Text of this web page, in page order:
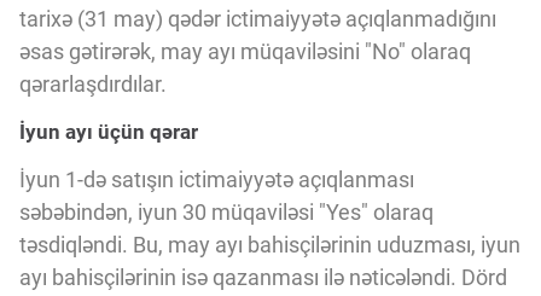
Gələcəyin Təhlili
Podkastlar
tarixə (31 may) qədər ictimaiyyətə açıqlanmadığını
əsas gətirərək, may ayı müqaviləsini "No" olaraq
qərarlaşdırdılar.
İyun ayı üçün qərar
İyun 1-də satışın ictimaiyyətə açıqlanması
səbəbindən, iyun 30 müqaviləsi "Yes" olaraq
təsdiqləndi. Bu, may ayı bahisçilərinin uduzması, iyun
ayı bahisçilərinin isə qazanması ilə nəticələndi. Dörd